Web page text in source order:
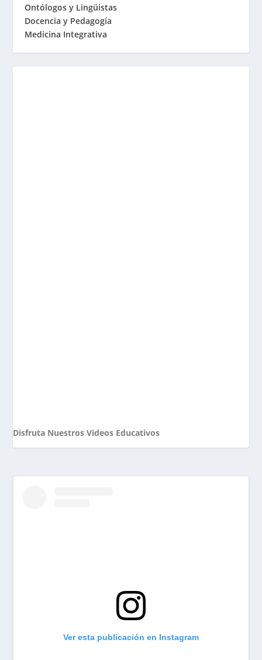
Ontólogos y Lingüistas
Docencia y Pedagogía
Medicina Integrativa
Disfruta Nuestros Videos Educativos
Ver esta publicación en Instagram